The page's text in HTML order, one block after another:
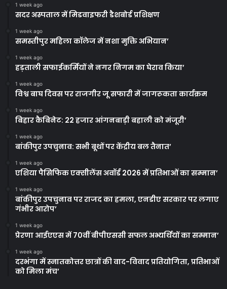
1 week ago
सदर अस्पताल में मिडवाइफरी डैशबोर्ड प्रशिक्षण
1 week ago
समस्तीपुर महिला कॉलेज में नशा मुक्ति अभियान’
1 week ago
हड़ताली सफाईकर्मियों ने नगर निगम का घेराव किया’
1 week ago
विश्व बाघ दिवस पर राजगीर जू सफारी में जागरूकता कार्यक्रम
1 week ago
बिहार कैबिनेट: 22 हजार आंगनबाड़ी बहाली को मंजूरी’
1 week ago
बांकीपुर उपचुनाव: सभी बूथों पर केंद्रीय बल तैनात’
1 week ago
एशिया पैसिफिक एक्सीलेंस अवॉर्ड 2026 में प्रतिभाओं का सम्मान’
1 week ago
बांकीपुर उपचुनाव पर राजद का हमला, एनडीए सरकार पर लगाए
गंभीर आरोप’
1 week ago
प्रेरणा आईएएस में 70वीं बीपीएससी सफल अभ्यर्थियों का सम्मान’
1 week ago
दरभंगा में स्नातकोत्तर छात्रों की वाद-विवाद प्रतियोगिता, प्रतिभाओं
को मिला मंच’